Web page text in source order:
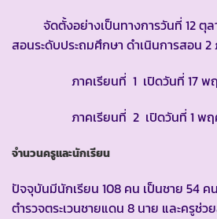
จัดตั้งอย่างเป็นทางการวันที่ 12 ตุลา
สอนระดับประถมศึกษา ดำเนินการสอน
ภาคเรียนที่ 1 เปิดวันที่ 17 พฤษ
ภาคเรียนที่ 2 เปิดวันที่ 1 พฤศจิ
จำนวนครูและนักเรียน
ปัจจุบันมีนักเรียน 108 คน เป็นชาย 54
ตำรวจตระเวนชายแดน 8 นาย และครูช่ว